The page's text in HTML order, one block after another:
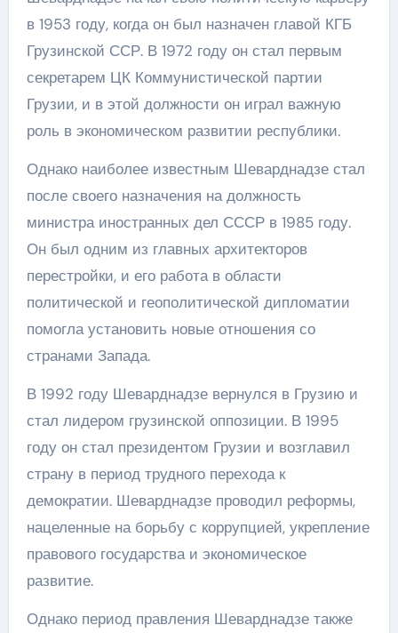
в 1953 году, когда он был назначен главой КГБ
Грузинской ССР. В 1972 году он стал первым
секретарем ЦК Коммунистической партии
Грузии, и в этой должности он играл важную
роль в экономическом развитии республики.
Однако наиболее известным Шеварднадзе стал
после своего назначения на должность
министра иностранных дел СССР в 1985 году.
Он был одним из главных архитекторов
перестройки, и его работа в области
политической и геополитической дипломатии
помогла установить новые отношения со
странами Запада.
В 1992 году Шеварднадзе вернулся в Грузию и
стал лидером грузинской оппозиции. В 1995
году он стал президентом Грузии и возглавил
страну в период трудного перехода к
демократии. Шеварднадзе проводил реформы,
нацеленные на борьбу с коррупцией, укрепление
правового государства и экономическое
развитие.
Однако период правления Шеварднадзе также